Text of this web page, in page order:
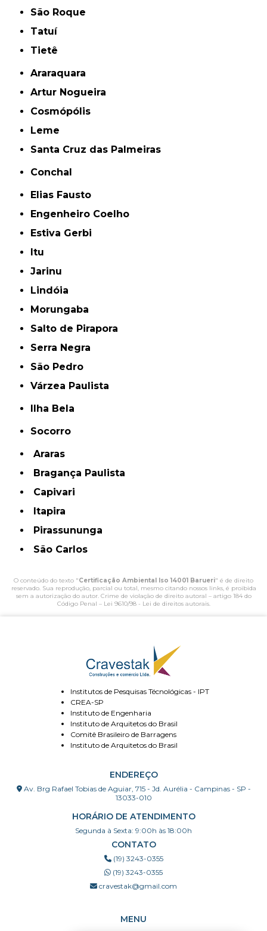
São Roque
Tatuí
Tietê
Araraquara
Artur Nogueira
Cosmópólis
Leme
Santa Cruz das Palmeiras
Conchal
Elias Fausto
Engenheiro Coelho
Estiva Gerbi
Itu
Jarinu
Lindóia
Morungaba
Salto de Pirapora
Serra Negra
São Pedro
Várzea Paulista
Ilha Bela
Socorro
Araras
Bragança Paulista
Capivari
Itapira
Pirassununga
São Carlos
O conteúdo do texto "Certificação Ambiental Iso 14001 Barueri" é de direito
reservado. Sua reprodução, parcial ou total, mesmo citando nossos links, é proibida
sem a autorização do autor. Crime de violação de direito autoral – artigo 184 do
Código Penal – Lei 9610/98 - Lei de direitos autorais.
Institutos de Pesquisas Técnológicas - IPT
CREA-SP
Instituto de Engenharia
Instituto de Arquitetos do Brasil
Comitê Brasileiro de Barragens
Instituto de Arquitetos do Brasil
ENDEREÇO
Av. Brg Rafael Tobias de Aguiar, 715 - Jd. Aurélia - Campinas - SP -
13033-010
HORÁRIO DE ATENDIMENTO
Segunda à Sexta: 9:00h às 18:00h
CONTATO
(19) 3243-0355
(19) 3243-0355
cravestak@gmail.com
MENU